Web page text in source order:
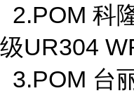
2.POM 科
级UR304
3.POM 台